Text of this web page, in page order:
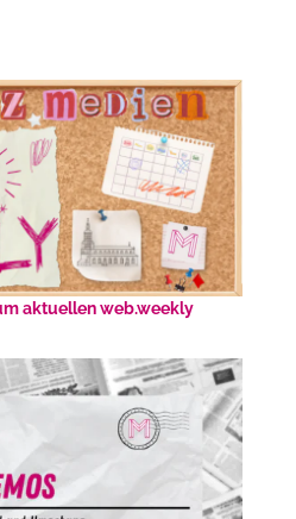
aktuellen web.weekly